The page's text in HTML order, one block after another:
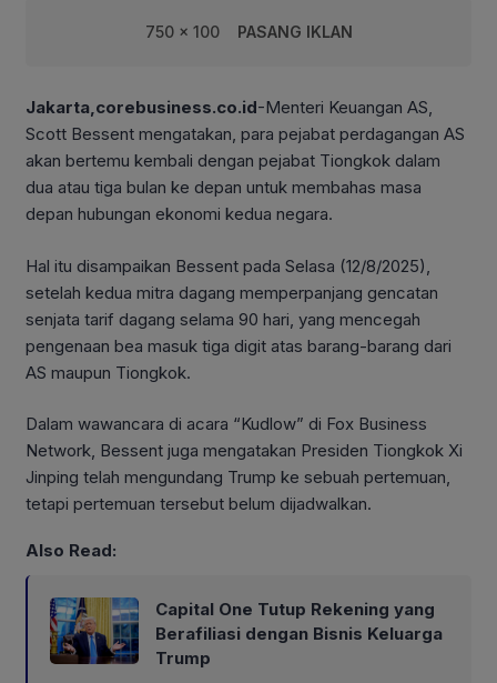
750 x 100 PASANG IKLAN
Jakarta,corebusiness.co.id-Menteri Keuangan AS,
Scott Bessent mengatakan, para pejabat perdagangan AS
akan bertemu kembali dengan pejabat Tiongkok dalam
dua atau tiga bulan ke depan untuk membahas masa
depan hubungan ekonomi kedua negara.
Hal itu disampaikan Bessent pada Selasa (12/8/2025),
setelah kedua mitra dagang memperpanjang gencatan
senjata tarif dagang selama 90 hari, yang mencegah
pengenaan bea masuk tiga digit atas barang-barang dari
AS maupun Tiongkok.
Dalam wawancara di acara “Kudlow” di Fox Business
Network, Bessent juga mengatakan Presiden Tiongkok Xi
Jinping telah mengundang Trump ke sebuah pertemuan,
tetapi pertemuan tersebut belum dijadwalkan.
Also Read:
Capital One Tutup Rekening yang
Berafiliasi dengan Bisnis Keluarga
Trump